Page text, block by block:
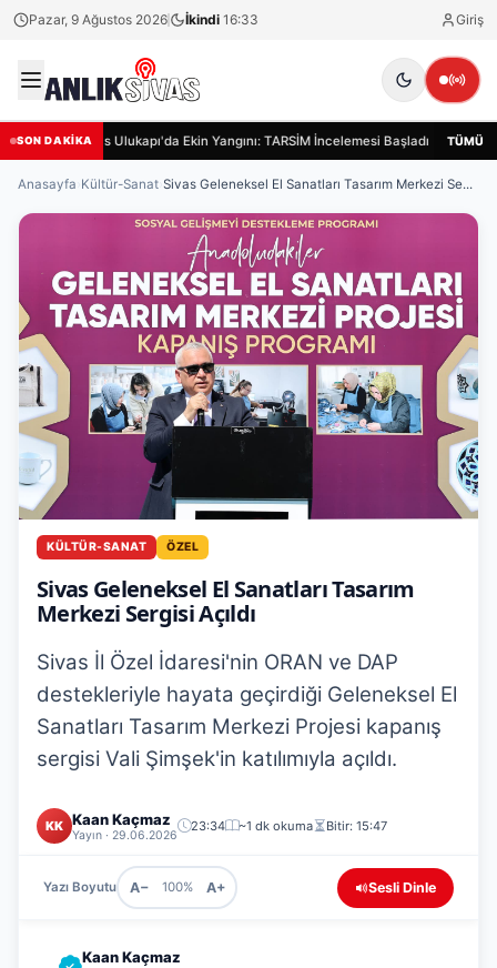
Pazar, 9 Ağustos 2026 İkindi 16:33 Giriş
SON DAKİKASivas Ulukapı'da Ekin Yangını: TARSİM İncelemesi Başladı TÜMÜ
Anasayfa Kültür-Sanat Sivas Geleneksel El Sanatları Tasarım Merkezi Se...
KÜLTÜR-SANAT ÖZEL
Sivas Geleneksel El Sanatları Tasarım
Merkezi Sergisi Açıldı
Sivas İl Özel İdaresi'nin ORAN ve DAP
destekleriyle hayata geçirdiği Geleneksel El
Sanatları Tasarım Merkezi Projesi kapanış
sergisi Vali Şimşek'in katılımıyla açıldı.
KK Kaan Kaçmaz
Yayın · 29.06.2026
23:34 ~1 dk okuma Bitir: 15:47
Yazı Boyutu A− 100% A+ Sesli Dinle
Kaan Kaçmaz